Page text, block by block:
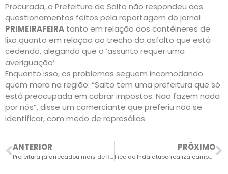
Procurada, a Prefeitura de Salto não respondeu aos
questionamentos feitos pela reportagem do jornal
PRIMEIRAFEIRA tanto em relação aos contêineres de
lixo quanto em relação ao trecho do asfalto que está
cedendo, alegando que o ‘assunto requer uma
averiguação’.
Enquanto isso, os problemas seguem incomodando
quem mora na região. “Salto tem uma prefeitura que só
está preocupada em cobrar impostos. Não fazem nada
por nós”, disse um comerciante que preferiu não se
identificar, com medo de represálias.
ANTERIOR
Prefeitura já arrecadou mais de R$ 4,5 milhões com IPTU 2023
PRÓXIMO
Fiec de Indaiatuba realiza campanha de doação de sangue